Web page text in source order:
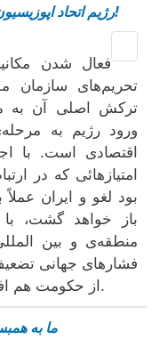
رژیم اتحاد اپوزیسیون و گسترش اعتراضات مردم است!
فعال شدن
تحریم‌‌های سازمان
ترکش اصلی آن به
ورود رژیم به
اقتصادی است. با
امتیازهائی که در
بود لغو و ایران
باز خواهد گشت،
منطقه‌ی و بین
فشارهای جهانی
از حکومت هم افزایش چشمگیری پیدا کرده‌است.
ما بە